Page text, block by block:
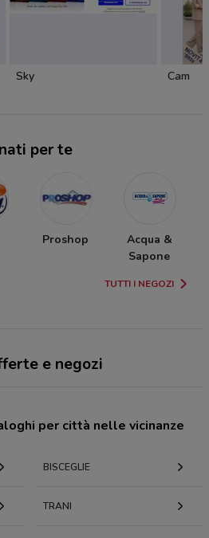
Sky Cam
per te
Proshop
Acqua &
Sapone
TUTTI I NEGOZI
e negozi
per città nelle vicinanze
BISCEGLIE
TRANI